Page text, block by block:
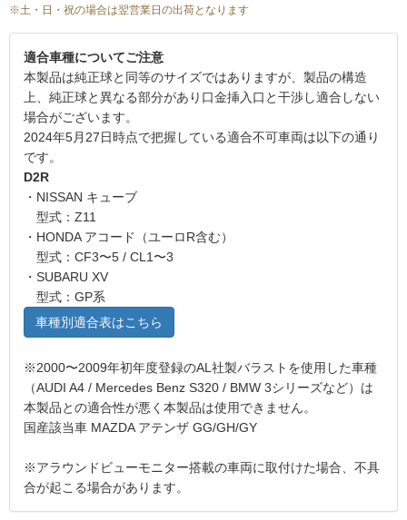
※土・日・祝の場合は翌営業日の出荷となります
適合車種についてご注意
本製品は純正球と同等のサイズではありますが、製品の構造
上、純正球と異なる部分があり口金挿入口と干渉し適合しない
場合がございます。
2024年5月27日時点で把握している適合不可車両は以下の通り
です。
D2R
・NISSAN キューブ
型式：Z11
・HONDA アコード（ユーロR含む）
型式：CF3〜5 / CL1〜3
・SUBARU XV
型式：GP系
車種別適合表はこちら
※2000〜2009年初年度登録のAL社製バラストを使用した車種
（AUDI A4 / Mercedes Benz S320 / BMW 3シリーズなど）は
本製品との適合性が悪く本製品は使用できません。
国産該当車 MAZDA アテンザ GG/GH/GY
※アラウンドビューモニター搭載の車両に取付けた場合、不具
合が起こる場合があります。